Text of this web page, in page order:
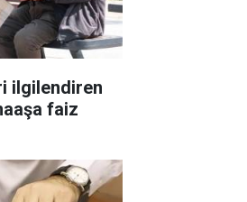
ilgilendiren
faiz